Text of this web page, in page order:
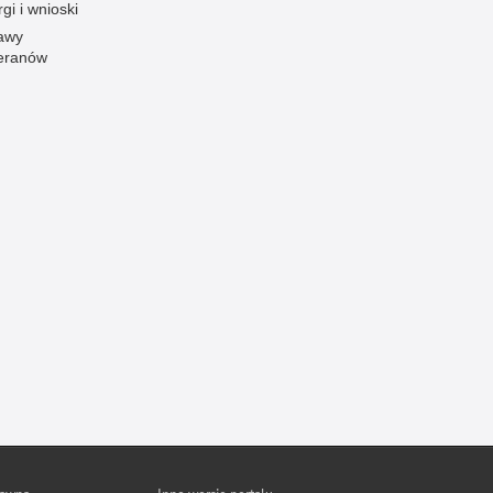
i odważni
publiczna
brudnych pieniędzy
i wnioski